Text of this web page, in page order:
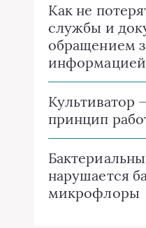
Как не
службы и
обращением
информацией
Культиватор
принцип
нарушается
микрофлоры